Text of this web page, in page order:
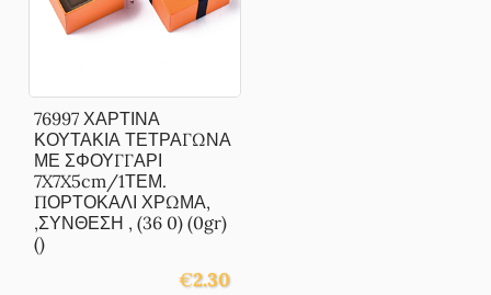
76997 ΧΑΡΤΙΝΑ
ΚΟΥΤΑΚΙΑ ΤΕΤΡΑΓΩΝΑ
ΜΕ ΣΦΟΥΓΓΑΡΙ
7X7X5cm/1ΤΕΜ.
ΠΟΡΤΟΚΑΛΙ ΧΡΩΜΑ,
,ΣΥΝΘΕΣΗ , (36 0) (0gr)
()
€2.30